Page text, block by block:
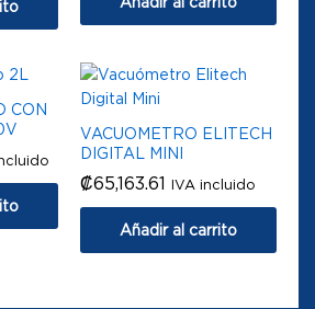
CON
VACUOMETRO ELITECH
DIGITAL MINI
₡65,163.61 IVA incluido
Añadir al carrito